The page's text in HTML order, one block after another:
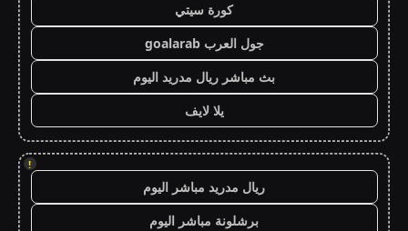
كورة سيتي
جول العرب goalarab
بث مباشر ريال مدريد اليوم
يلا لايف
!
ريال مدريد مباشر اليوم
برشلونة مباشر اليوم